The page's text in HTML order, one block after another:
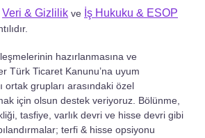
Veri & Gizlilik ve İş Hukuku & ESOP
hazırlanmasına ve
Türk Ticaret Kanunu’na uyum
ortak grupları arasındaki özel
için olsun destek veriyoruz. Bölünme,
tasfiye, varlık devri ve hisse devri gibi
terfi & hisse opsiyonu